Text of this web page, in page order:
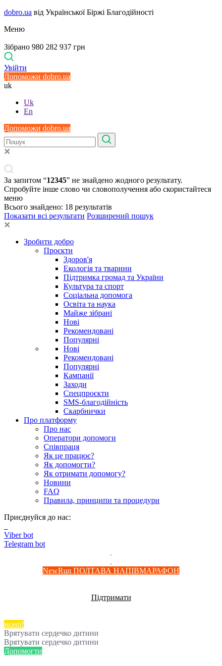
dobro.ua від Української Біржі Благодійності
Меню
Зібрано 980 282 937 грн
Увійти
Допоможи dobro.ua
uk
Uk
En
Допоможи dobro.ua
За запитом “12345” не знайдено жодного результату.
Спробуйте інше слово чи словополучення або скористайтеся
меню
Всього знайдено: 18 результатів
Показати всі результати Розширений пошук
Зробити добро
Проєкти
Здоров'я
Екологія та тварини
Підтримка громад та України
Культура та спорт
Соціальна допомога
Освіта та наука
Майже зібрані
Нові
Рекомендовані
Популярні
Нові
Рекомендовані
Популярні
Кампанії
Заходи
Спецпроєкти
SMS-благодійність
Скарбнички
Про платформу
Про нас
Оператори допомоги
Співпраця
Як це працює?
Як допомогти?
Як отримати допомогу?
Новини
FAQ
Правила, принципи та процедури
Приєднуйся до нас:
Viber bot
Telegram bot
.
.
NewRun ПОЛТАВА НАПІВМАРАФОН
Підтримати
моно!
Врятувати сердечко дитини
Врятувати сердечко дитини
Допомогти